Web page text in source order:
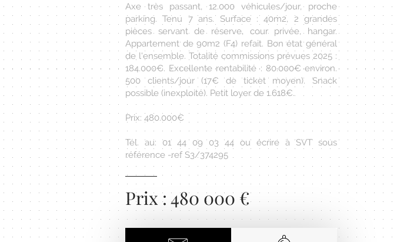
Axe très passant, 12.000 véhicules/jour, proche
parking. Tenu 7 ans. Surface : 40m2, 2 grandes
pièces servant de réserve, cour privée, hangar.
Appartement de 90m2 (F4) refait. Bon état général
de l'ensemble. Totalité commissions prévues 2025 :
184.000€. Excellente rentabilité : 80.000€ environ.
500 clients/jour (17€ de ticket moyen). Snack
possible (inexploité). Petit loyer de 1.618€.
Prix: 480.000€
Tél. au: 01 44 09 03 44 ou écrire à SVT sous
référence -ref S3/374295
Prix : 480 000 €